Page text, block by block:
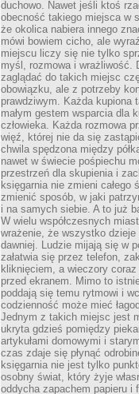
duchowo. Nawet jeśli ktoś
obecność takiego miejsca w
że okolica nabiera innego
mówi bowiem cicho, ale
miejscu liczy się nie tylko
myśl, rozmowa i wrażliwość.
zaglądać do takich miejsc
obowiązku, ale z potrzeby
prawdziwym. Każda kupiona
małym gestem wsparcia dla
człowieka. Każda rozmowa
więź, której nie da się
chwila spędzona między
nawet w świecie pośpiechu
przestrzeń dla skupienia i
księgarnia nie zmieni całego
zmienić sposób, w jaki
i na samych siebie. A to już
W wielu współczesnych
wrażenie, że wszystko
dawniej. Ludzie mijają się w
załatwia się przez telefon,
kliknięciem, a wieczory
przed ekranem. Mimo to
poddają się temu rytmowi i
codzienność może mieć
Jednym z takich miejsc jest
ukryta gdzieś pomiędzy
artykułami domowymi i
czas zdaje się płynąć
księgarnia nie jest tylko
osobny świat, który żyje
oddycha zapachem papieru i